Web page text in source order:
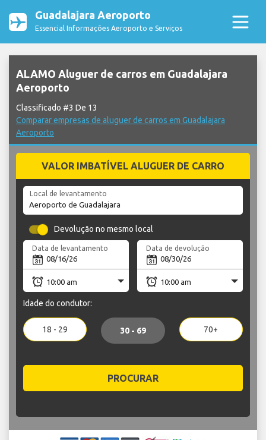
Guadalajara Aeroporto
Essencial Informações Aeroporto e Serviços
ALAMO Aluguer de carros em Guadalajara
Aeroporto
Classificado #3 De 13
Comparar empresas de aluguer de carros em Guadalajara
Aeroporto
VALOR IMBATÍVEL ALUGUER DE CARRO
Local de levantamento
Devolução no mesmo local
Data de levantamento Data de devolução
Idade do condutor:
18 - 29 30 - 69 70+
PROCURAR